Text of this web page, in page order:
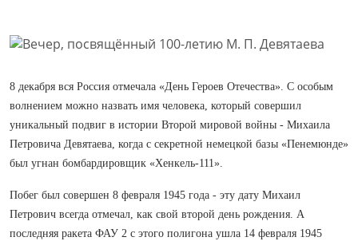
8 декабря вся Россия отмечала «День Героев Отечества». С особым
волнением можно назвать имя человека, который совершил
уникальный подвиг в истории Второй мировой войны - Михаила
Петровича Девятаева, когда с секретной немецкой базы «Пенемюнде»
был угнан бомбардировщик «Хенкель-111».
Побег был совершен 8 февраля 1945 года - эту дату Михаил
Петрович всегда отмечал, как свой второй день рождения. А
последняя ракета ФАУ 2 с этого полигона ушла 14 февраля 1945